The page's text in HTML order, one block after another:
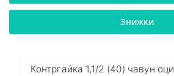
Знижки
Контргайка 1,1/2 (40) чавун